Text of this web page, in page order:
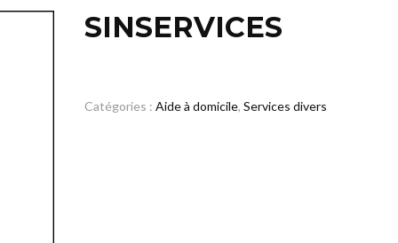
SINSERVICES
Catégories : Aide à domicile, Services divers